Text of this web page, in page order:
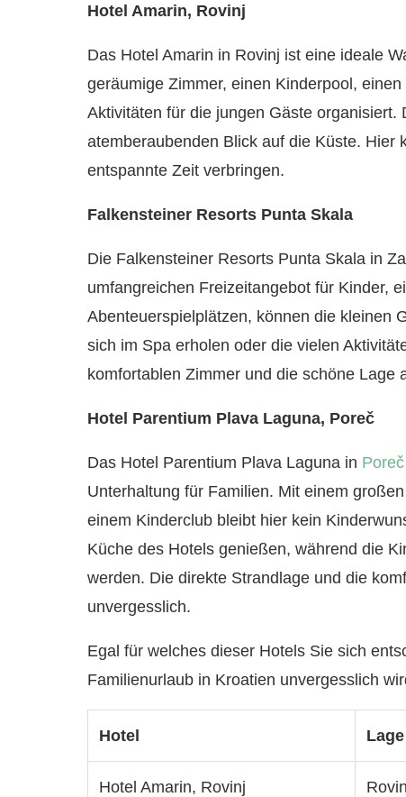
Hotel Amarin, Rovinj
Das Hotel Amarin in Rovinj ist eine ideale
geräumige Zimmer, einen Kinderpool,
Aktivitäten für die jungen Gäste
atemberaubenden Blick auf die Küste. Hier
entspannte Zeit verbringen.
Falkensteiner Resorts Punta Skala
Die Falkensteiner Resorts Punta Skala in
umfangreichen Freizeitangebot für Kinder,
Abenteuerspielplätzen, können die kleinen
sich im Spa erholen oder die vielen
komfortablen Zimmer und die schöne Lage
Hotel Parentium Plava Laguna, Poreč
Das Hotel Parentium Plava Laguna in Poreč
Unterhaltung für Familien. Mit einem
einem Kinderclub bleibt hier kein
Küche des Hotels genießen, während die
werden. Die direkte Strandlage und die
unvergesslich.
Egal für welches dieser Hotels Sie sich
Familienurlaub in Kroatien unvergesslich
Hotel Lage
Hotel Amarin, Rovinj